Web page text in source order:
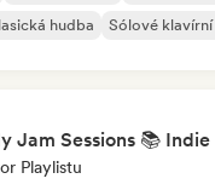
hudba
Sólové
Playlistu